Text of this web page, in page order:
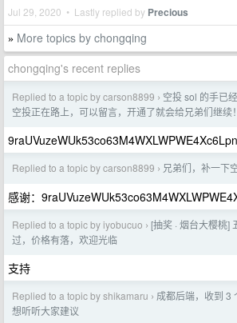
Jul 29, 2020 • Lastly replied by Precious
» More topics by chongqing
chongqing's recent replies
Replied to a topic by carson8899 › 空投 sol 的手已
空投正在路上，可以留言，开通了就会给兄弟们继续！
Replied to a topic by carson8899 › 兄弟们，补一下
感谢：
Replied to a topic by iyobucuo › [抽奖 · 烟台大樱桃]
过，价格有落，欢迎光临
支持
Replied to a topic by shikamaru › 成都后端，收到 3
想听听大家建议